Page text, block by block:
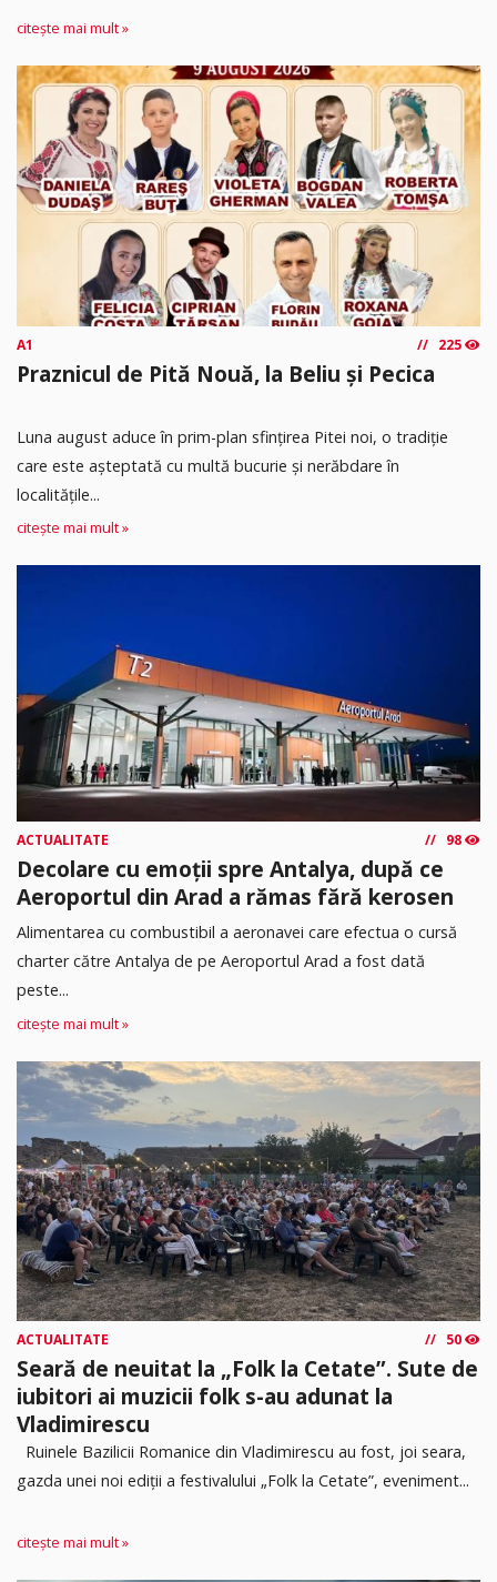
citește mai mult »
A1 225
Praznicul de Pită Nouă, la Beliu și Pecica
Luna august aduce în prim-plan sfințirea Pitei noi, o tradiție
care este așteptată cu multă bucurie și nerăbdare în
localitățile...
citește mai mult »
ACTUALITATE 98
Decolare cu emoții spre Antalya, după ce
Aeroportul din Arad a rămas fără kerosen
Alimentarea cu combustibil a aeronavei care efectua o cursă
charter către Antalya de pe Aeroportul Arad a fost dată
peste...
citește mai mult »
ACTUALITATE 50
Seară de neuitat la „Folk la Cetate”. Sute de
iubitori ai muzicii folk s-au adunat la
Vladimirescu
Ruinele Bazilicii Romanice din Vladimirescu au fost, joi seara,
gazda unei noi ediții a festivalului „Folk la Cetate”, eveniment...
citește mai mult »